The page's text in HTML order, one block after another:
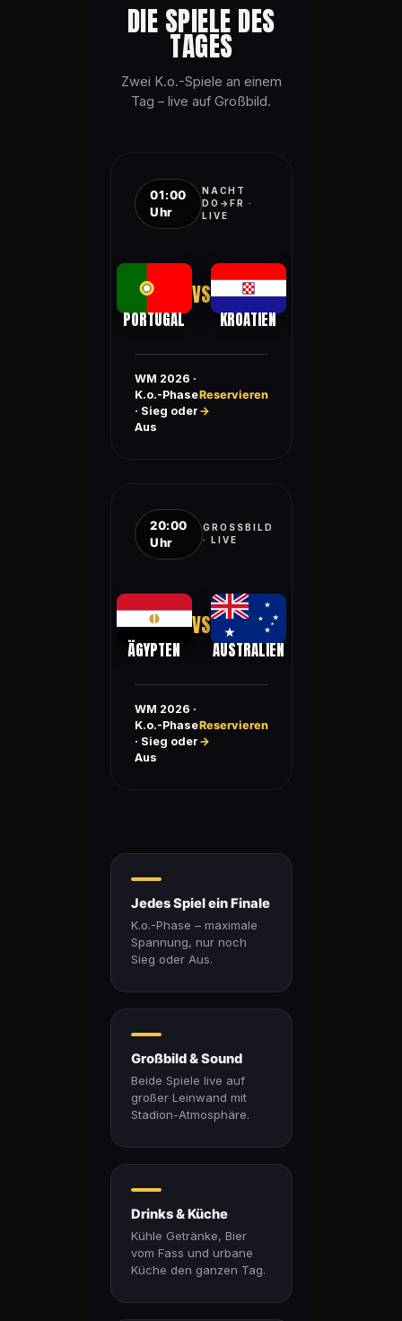
DIE SPIELE DES
TAGES
Zwei K.o.-Spiele an einem
Tag – live auf Großbild.
01:00
Uhr
NACHT
DO→FR ·
LIVE
PORTUGAL
VS
KROATIEN
WM 2026 ·
K.o.-Phase
· Sieg oder
Aus
Reservieren
→
20:00
Uhr
GROSSBILD ·
LIVE
ÄGYPTEN
VS
AUSTRALIEN
WM 2026 ·
K.o.-Phase
· Sieg oder
Aus
Reservieren
→
Jedes Spiel ein Finale
K.o.-Phase – maximale
Spannung, nur noch
Sieg oder Aus.
Großbild & Sound
Beide Spiele live auf
großer Leinwand mit
Stadion-Atmosphäre.
Drinks & Küche
Kühle Getränke, Bier
vom Fass und urbane
Küche den ganzen Tag.